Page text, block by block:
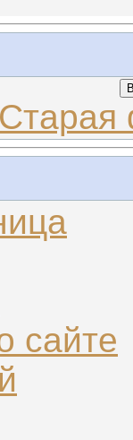
Старая
сайте